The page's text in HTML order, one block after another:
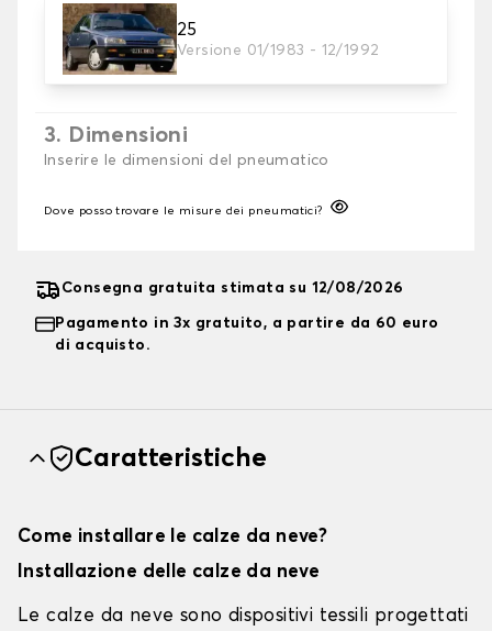
25
Versione 01/1983 - 12/1992
2. Finitura a calza
Scegli le calze da neve adatte alle tue necessità
3. Dimensioni
Inserire le dimensioni del pneumatico
Dove posso trovare le misure dei pneumatici?
Consegna gratuita stimata su 12/08/2026
Pagamento in 3x gratuito, a partire da 60 euro
di acquisto.
Caratteristiche
Come installare le calze da neve?
Installazione delle calze da neve
Le calze da neve sono dispositivi tessili progettati